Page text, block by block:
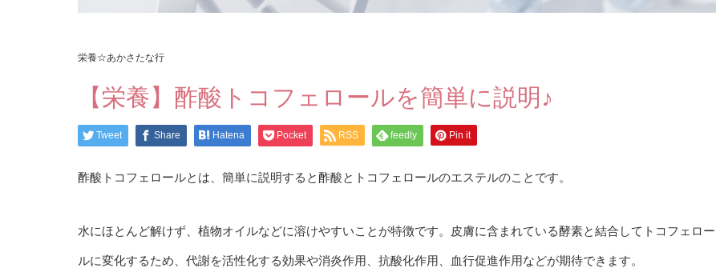
栄養☆あかさたな行
【栄養】酢酸トコフェロールを簡単に説明♪
Tweet Share Hatena Pocket RSS feedly Pin it
酢酸トコフェロールとは、簡単に説明すると酢酸とトコフェロールのエステルのことです。
水にほとんど解けず、植物オイルなどに溶けやすいことが特徴です。皮膚に含まれている酵素と結合してトコフェロー
ルに変化するため、代謝を活性化する効果や消炎作用、抗酸化作用、血行促進作用などが期待できます。